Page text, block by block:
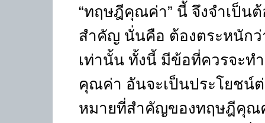
“ทฤษฎีคุณค่า” นี้ จึงจำเป็น
สำคัญ นั่นคือ ต้องตระหนักว่
เท่านั้น ทั้งนี้ มีข้อที่ควรจะท
คุณค่า อันจะเป็นประโยชน์
หมายที่สำคัญของทฤษฎีคุณ